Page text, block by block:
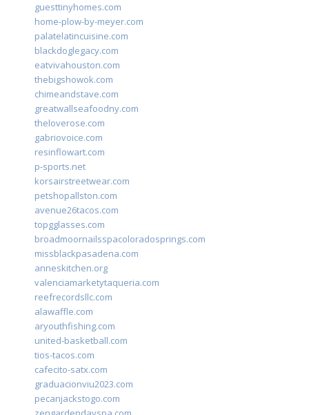
guesttinyhomes.com
home-plow-by-meyer.com
palatelatincuisine.com
blackdoglegacy.com
eatvivahouston.com
thebigshowok.com
chimeandstave.com
greatwallseafoodny.com
theloverose.com
gabriovoice.com
resinflowart.com
p-sports.net
korsairstreetwear.com
petshopallston.com
avenue26tacos.com
topgglasses.com
broadmoornailsspacoloradosprings.com
missblackpasadena.com
anneskitchen.org
valenciamarketytaqueria.com
reefrecordsllc.com
alawaffle.com
aryouthfishing.com
united-basketball.com
tios-tacos.com
cafecito-satx.com
graduacionviu2023.com
pecanjackstogo.com